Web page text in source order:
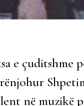
e çuditshme
në muzikë